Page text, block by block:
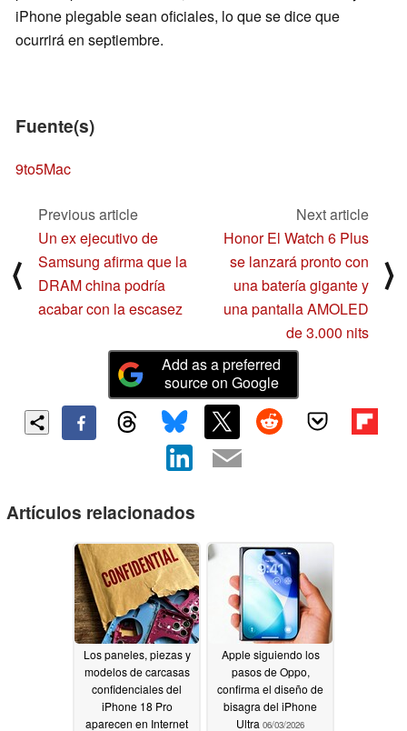
iPhone plegable sean oficiales, lo que se dice que
ocurrirá en septiembre.
Fuente(s)
9to5Mac
⟨
Previous article
Un ex ejecutivo de
Samsung afirma que la
DRAM china podría
acabar con la escasez
Next article
Honor El Watch 6 Plus
se lanzará pronto con
una batería gigante y
una pantalla AMOLED
de 3.000 nits
⟩
Add as a preferred
source on Google
Artículos relacionados
Los paneles, piezas y
modelos de carcasas
confidenciales del
iPhone 18 Pro
aparecen en Internet
Apple siguiendo los
pasos de Oppo,
confirma el diseño de
bisagra del iPhone
Ultra 06/03/2026